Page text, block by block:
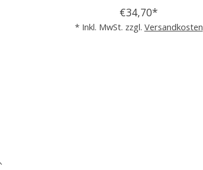
€34,70*
* Inkl. MwSt. zzgl. Versandkosten